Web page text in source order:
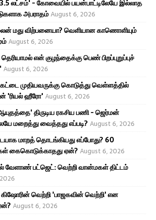
லட்சம்' - கோவையில் பயன்பாட்டிலேயே இல்லாத
அபராதம்August 6, 2026
மது விற்பனையா? வெளியான காணொளியும்
August 6, 2026
என் குழந்தைக்கு பெண் பிறப்புறுப்புச்
August 6, 2026
முதியவருக்கு கொடுத்து வெள்ளத்தில்
'ரியல் ஹீரோ'August 6, 2026
திருடிய ரகசிய பணி - ஜெர்மன்
மறைத்து வைத்தது எப்படி? August 6, 2026
மாறத் தொடங்கியது எப்போது? 60
கைகொடுக்காதது ஏன்? August 6, 2026
வேளாண் பட்ஜெட்: வெற்றி வான்மகள் திட்டம்
கிஷோரின் வெற்றி 'பாஜகவின் வெற்றி' என
August 6, 2026